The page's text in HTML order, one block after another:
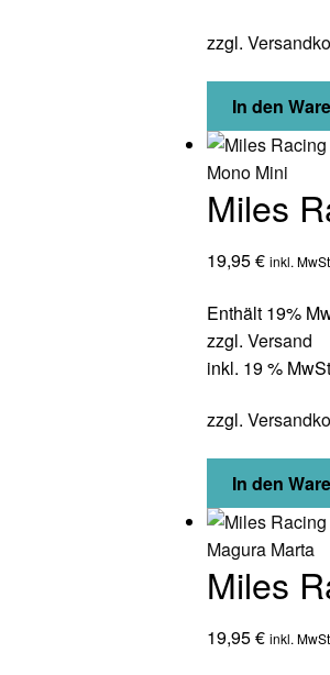
zzgl.
In den
Miles
19,95€ inkl.
Enthält 19%
zzgl.Versand
inkl. 19 %
zzgl.
In den
Miles
19,95€ inkl.